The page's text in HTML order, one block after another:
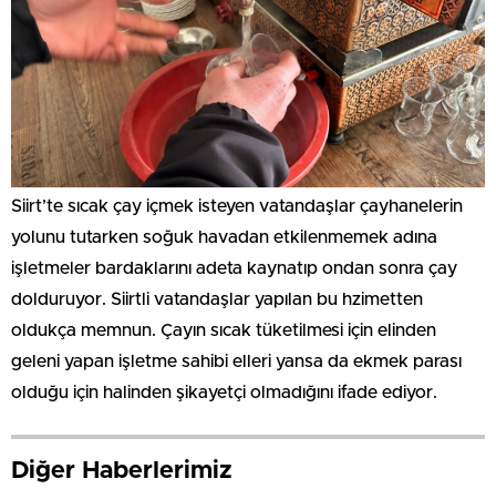
Siirt’te sıcak çay içmek isteyen vatandaşlar çayhanelerin
yolunu tutarken soğuk havadan etkilenmemek adına
işletmeler bardaklarını adeta kaynatıp ondan sonra çay
dolduruyor. Siirtli vatandaşlar yapılan bu hzimetten
oldukça memnun. Çayın sıcak tüketilmesi için elinden
geleni yapan işletme sahibi elleri yansa da ekmek parası
olduğu için halinden şikayetçi olmadığını ifade ediyor.
Diğer Haberlerimiz